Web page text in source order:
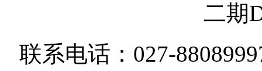
二期
联系电话：027-